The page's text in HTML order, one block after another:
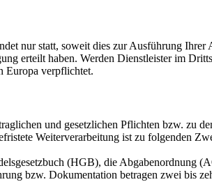
nur statt, soweit dies zur Ausführung
erteilt haben. Werden Dienstleister im
Europa verpflichtet.
und gesetzlichen Pflichten bzw. zu
Weiterverarbeitung ist zu folgenden
(HGB), die Abgabenordnung
bzw. Dokumentation betragen zwei bis